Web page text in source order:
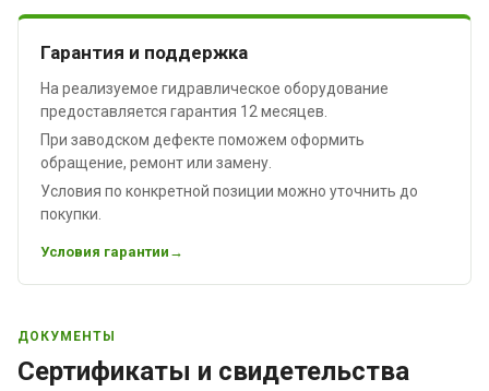
Гарантия и поддержка
На реализуемое гидравлическое оборудование
предоставляется гарантия 12 месяцев.
При заводском дефекте поможем оформить
обращение, ремонт или замену.
Условия по конкретной позиции можно уточнить до
покупки.
Условия гарантии
ДОКУМЕНТЫ
Сертификаты и свидетельства